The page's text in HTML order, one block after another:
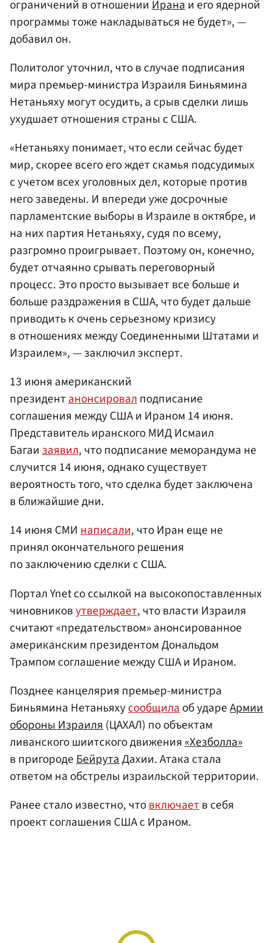
ограничений в отношенииИранаи его ядерной
программы тоже накладываться не будет», —
добавил он.
Политолог уточнил, что в случае подписания
мира премьер-министра Израиля Биньямина
Нетаньяху могут осудить, а срыв сделки лишь
ухудшает отношения страны с США.
«Нетаньяху понимает, что если сейчас будет
мир, скорее всего его ждет скамья подсудимых
с учетом всех уголовных дел, которые против
него заведены. И впереди уже досрочные
парламентские выборы в Израиле в октябре, и
на них партия Нетаньяху, судя по всему,
разгромно проигрывает. Поэтому он, конечно,
будет отчаянно срывать переговорный
процесс. Это просто вызывает все больше и
больше раздражения в США, что будет дальше
приводить к очень серьезному кризису
в отношениях между Соединенными Штатами и
Израилем», — заключил эксперт.
13 июня американский
президентанонсировалподписание
соглашения между США и Ираном 14 июня.
Представитель иранского МИД Исмаил
Багаизаявил, что подписание меморандума не
случится 14 июня, однако существует
вероятность того, что сделка будет заключена
в ближайшие дни.
14 июня СМИ написали, что Иран еще не
принял окончательного решения
по заключению сделки с США.
Портал Ynet со ссылкой на высокопоставленных
чиновниковутверждает, что власти Израиля
считают «предательством» анонсированное
американским президентом Дональдом
Трампом соглашение между США и Ираном.
Позднее канцелярия премьер-министра
Биньямина Нетаньяхусообщилаоб удареАрмии
обороны Израиля(ЦАХАЛ) по объектам
ливанского шиитского движения«Хезболла»
в пригородеБейрутаДахии. Атака стала
ответом на обстрелы израильской территории.
Ранее стало известно, чтовключаетв себя
проект соглашения США с Ираном.